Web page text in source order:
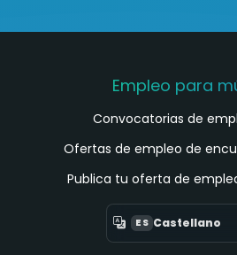
Empleo para
Convocatorias de
Ofertas de empleo de
Publica tu oferta de
ES Castellano